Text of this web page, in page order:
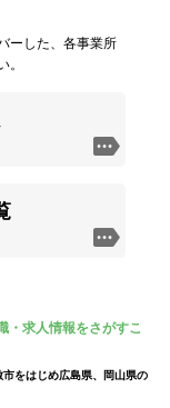
ーした、各事業所
。
・求人情報をさがすこ
市をはじめ広島県、岡山県の